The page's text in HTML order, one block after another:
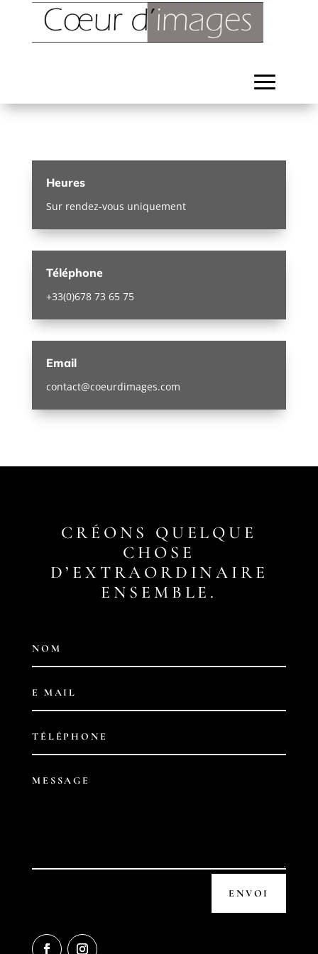
Heures
Sur rendez-vous uniquement
Téléphone
+33(0)678 73 65 75
Email
contact@coeurdimages.com
CRÉONS QUELQUE
CHOSE
D’EXTRAORDINAIRE
ENSEMBLE.
ENVOI